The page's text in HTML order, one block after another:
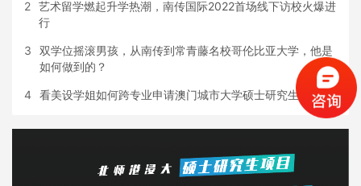
2 艺术留学燃起升学热潮，南传国际2022首场线下访校火爆进
行
3
双学位摇滚男孩，从南传到常青藤名校哥伦比亚大学，他是
如何做到的？
4 看美设学姐如何跨专业申请澳门城市大学硕士研究生！